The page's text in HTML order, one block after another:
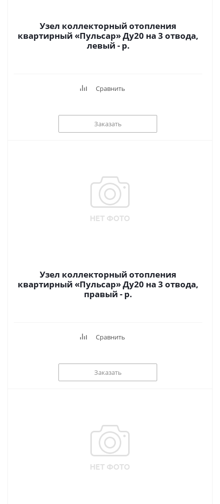
Узел коллекторный отопления
квартирный «Пульсар» Ду20 на 3 отвода,
левый - р.
Сравнить
Заказать
Узел коллекторный отопления
квартирный «Пульсар» Ду20 на 3 отвода,
правый - р.
Сравнить
Заказать